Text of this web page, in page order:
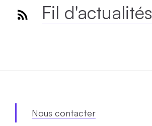
Fil d'actualités
Nous contacter